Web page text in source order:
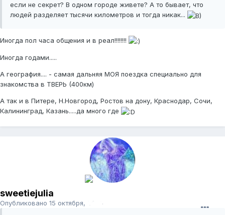
если не секрет? В одном городе живете? А то бывает, что
людей разделяет тысячи километров и тогда никак...
Иногда пол часа общения и в реал!!!!!!!!
Иногда годами.....
А география.... - самая дальняя МОЯ поездка специально для
знакомства в ТВЕРЬ (400км)
А так и в Питере, Н.Новгород, Ростов на дону, Краснодар, Сочи,
Калининград, Казань.....да много где
sweetiejulia
Опубликовано 15 октября, 2008